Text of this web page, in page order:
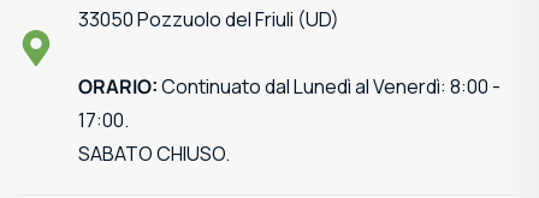
33050 Pozzuolo del Friuli (UD)
ORARIO:Continuato dal Lunedì al Venerdì: 8:00 -
17:00.
SABATO CHIUSO.